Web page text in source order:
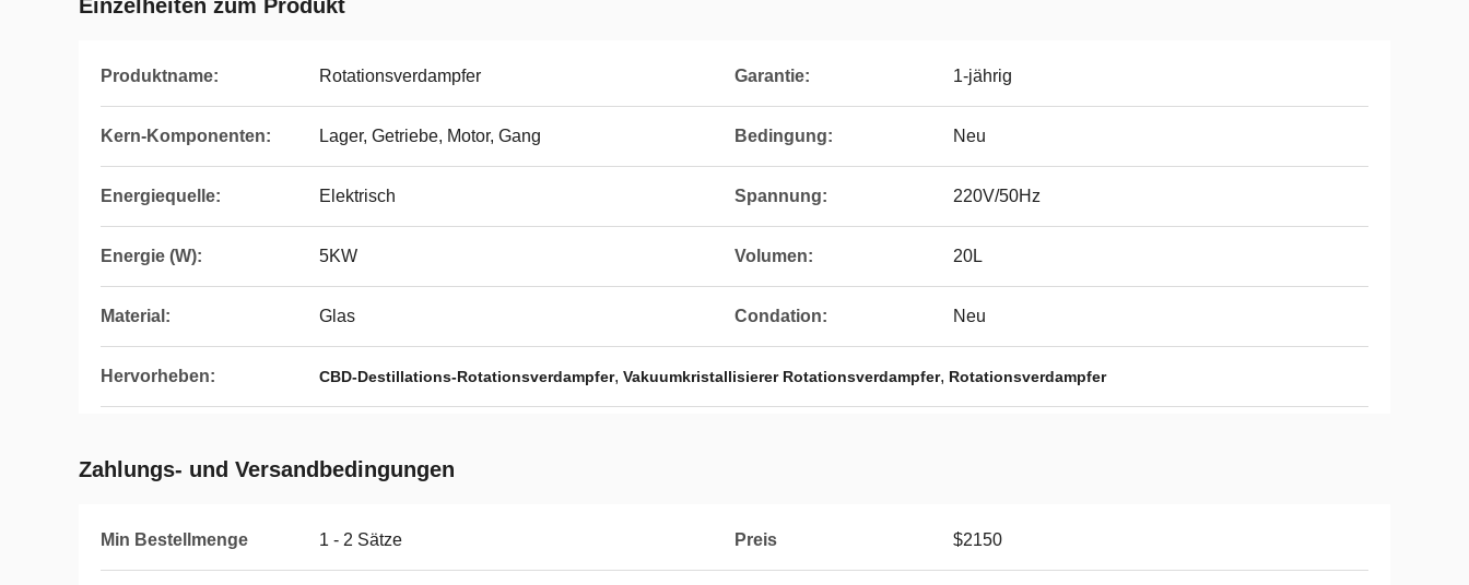
Einzelheiten zum Produkt
Produktname: Rotationsverdampfer Garantie: 1-jährig
Kern-Komponenten: Lager, Getriebe, Motor, Gang Bedingung: Neu
Energiequelle: Elektrisch Spannung: 220V/50Hz
Energie (W): 5KW Volumen: 20L
Material: Glas Condation: Neu
Hervorheben: CBD-Destillations-Rotationsverdampfer, Vakuumkristallisierer Rotationsverdampfer, Rotationsverdampfer
Zahlungs- und Versandbedingungen
Min Bestellmenge 1 - 2 Sätze Preis $2150